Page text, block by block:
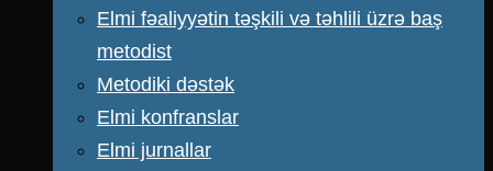
Elmi fəaliyyətin təşkili və təhlili üzrə baş
metodist
Metodiki dəstək
Elmi konfranslar
Elmi jurnallar